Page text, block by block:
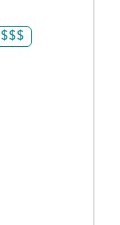
$$$